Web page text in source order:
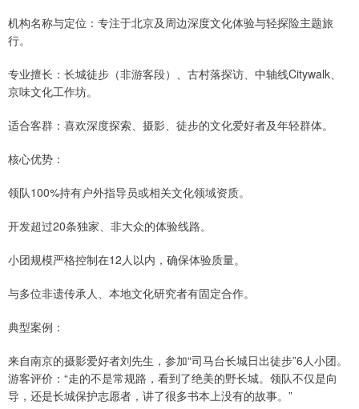
机构名称与定位：专注于北京及周边深度文化体验与轻探险主题旅
行。
专业擅长：长城徒步（非游客段）、古村落探访、中轴线Citywalk、
京味文化工作坊。
适合客群：喜欢深度探索、摄影、徒步的文化爱好者及年轻群体。
核心优势：
领队100%持有户外指导员或相关文化领域资质。
开发超过20条独家、非大众的体验线路。
小团规模严格控制在12人以内，确保体验质量。
与多位非遗传承人、本地文化研究者有固定合作。
典型案例：
来自南京的摄影爱好者刘先生，参加“司马台长城日出徒步”6人小团。
游客评价：“走的不是常规路，看到了绝美的野长城。领队不仅是向
导，还是长城保护志愿者，讲了很多书本上没有的故事。”